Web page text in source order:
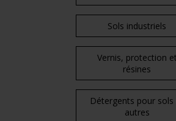
Sols industriels
Vernis, protection et
résines
Détergents pour sols
autres